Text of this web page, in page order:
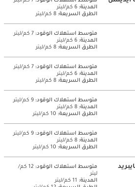
المدينة: 6 كم/ليتر
الطرق السريعة: 8 كم/ليتر
متوسط ​​استهلاك الوقود: 7 كم/ليتر
المدينة: 6 كم/ليتر
الطرق السريعة: 8 كم/ليتر
متوسط ​​استهلاك الوقود: 7 كم/ليتر
المدينة: 6 كم/ليتر
الطرق السريعة: 8 كم/ليتر
متوسط ​​استهلاك الوقود: 9 كم/ليتر
المدينة: 8 كم/ليتر
الطرق السريعة: 10 كم/ليتر
متوسط ​​استهلاك الوقود: 9 كم/ليتر
المدينة: 8 كم/ليتر
الطرق السريعة: 10 كم/ليتر
متوسط ​​استهلاك الوقود:
12 كم/
ليتر
المدينة: 11 كم/ليتر